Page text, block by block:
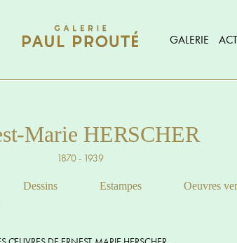
GALERIE
Marie HERSCHER
1870 - 1939
Dessins Estampes Oeuvres